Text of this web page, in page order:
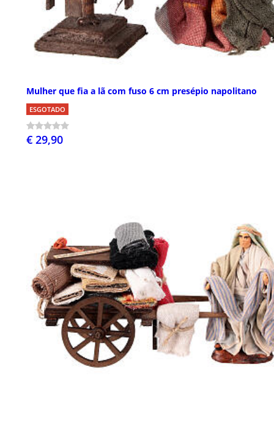
Mulher que fia a lã com fuso 6 cm presépio napolitano
ESGOTADO
€ 29,90